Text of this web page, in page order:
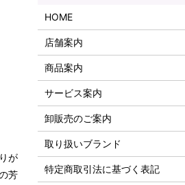
が
芳
HOME
店舗案内
商品案内
サービス案内
卸販売のご案内
取り扱いブランド
特定商取引法に基づく表記